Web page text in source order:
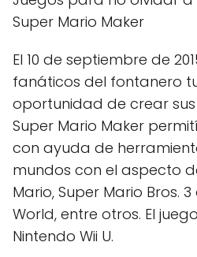
Super Mario Maker
El 10 de septiembre de
fanáticos del fontanero
oportunidad de crear sus
Super Mario Maker
con ayuda de
mundos con el aspecto
Mario, Super Mario Bros.
World, entre otros. El
Nintendo Wii U.